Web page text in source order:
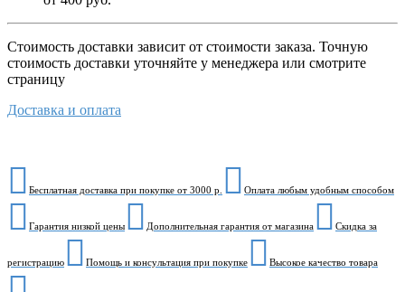
Стоимость доставки зависит от стоимости заказа. Точную
стоимость доставки уточняйте у менеджера или смотрите
страницу
Доставка и оплата
Бесплатная доставка при покупке от 3000 р. Оплата любым удобным способом
Гарантия низкой цены Дополнительная гарантия от магазина Скидка за
регистрацию Помощь и консультация при покупке Высокое качество товара